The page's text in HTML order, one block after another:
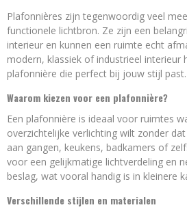
Plafonnières zijn tegenwoordig veel
functionele lichtbron. Ze zijn een
interieur en kunnen een ruimte echt
modern, klassiek of industrieel interieur
plafonnière die perfect bij jouw stijl past.
Waarom kiezen voor een plafonnière?
Een plafonnière is ideaal voor ruimtes
overzichtelijke verlichting wilt zonder
aan gangen, keukens, badkamers of
voor een gelijkmatige lichtverdeling en
beslag, wat vooral handig is in kleinere
Verschillende stijlen en materialen